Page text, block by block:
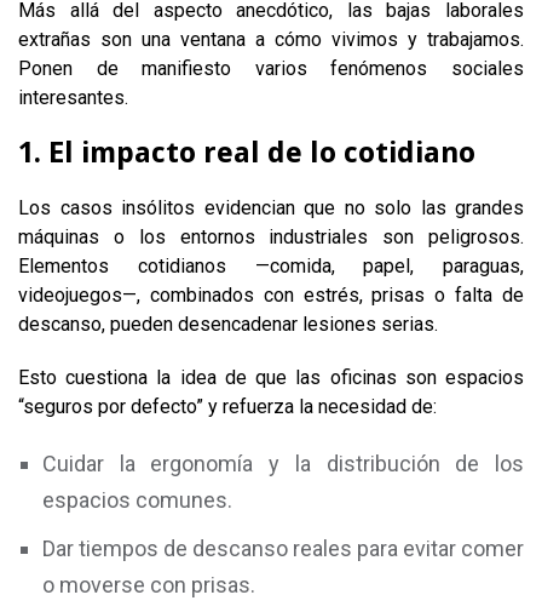
Más allá del aspecto anecdótico, las bajas laborales
extrañas son una ventana a cómo vivimos y trabajamos.
Ponen de manifiesto varios fenómenos sociales
interesantes.
1. El impacto real de lo cotidiano
Los casos insólitos evidencian que no solo las grandes
máquinas o los entornos industriales son peligrosos.
Elementos cotidianos —comida, papel, paraguas,
videojuegos—, combinados con estrés, prisas o falta de
descanso, pueden desencadenar lesiones serias.
Esto cuestiona la idea de que las oficinas son espacios
“seguros por defecto” y refuerza la necesidad de:
Cuidar la ergonomía y la distribución de los
espacios comunes.
Dar tiempos de descanso reales para evitar comer
o moverse con prisas.